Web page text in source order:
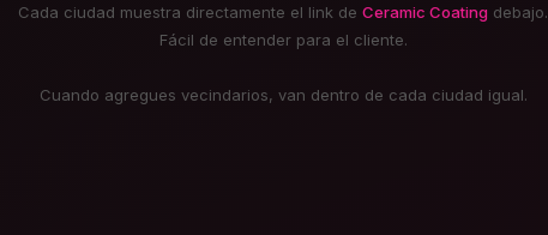
Cada ciudad muestra directamente el link de Ceramic Coating debajo.
Fácil de entender para el cliente.
Cuando agregues vecindarios, van dentro de cada ciudad igual.